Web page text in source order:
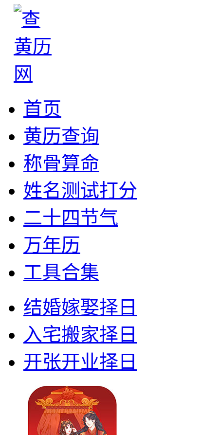
首页
黄历查询
称骨算命
姓名测试打分
二十四节气
万年历
工具合集
结婚嫁娶择日
入宅搬家择日
开张开业择日